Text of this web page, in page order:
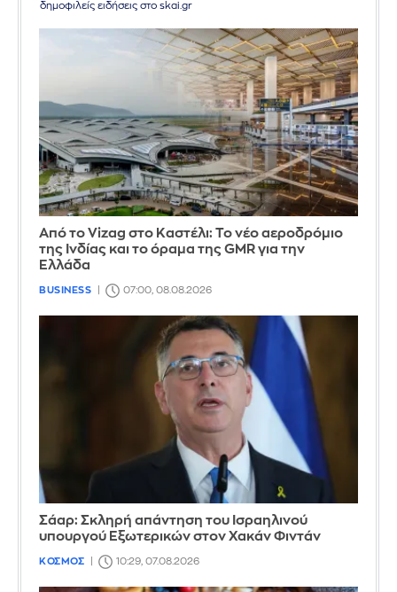
δημοφιλείς ειδήσεις στο skai.gr
Από το Vizag στο Καστέλι: Το νέο αεροδρόμιο
της Ινδίας και το όραμα της GMR για την
Ελλάδα
BUSINESS 07:00, 08.08.2026
Σάαρ: Σκληρή απάντηση του Ισραηλινού
υπουργού Εξωτερικών στον Χακάν Φιντάν
ΚΟΣΜΟΣ 10:29, 07.08.2026